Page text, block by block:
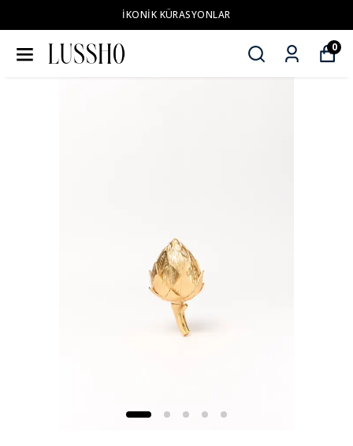
İKONİK KÜRASYONLAR
0